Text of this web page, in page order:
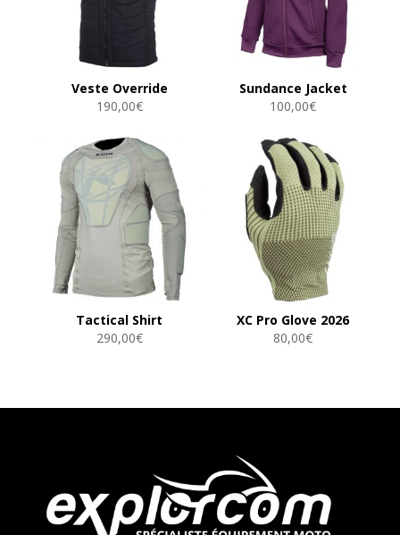
Veste Override
190,00€
Sundance Jacket
100,00€
Tactical Shirt
290,00€
XC Pro Glove 2026
80,00€